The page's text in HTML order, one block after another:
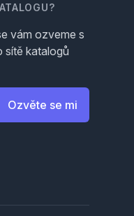
vám ozveme s
sítě katalogů
Ozvěte se mi